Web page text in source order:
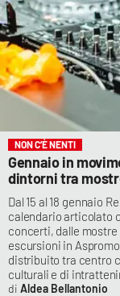
NON C’È NENTI
Gennaio in
dintorni tra
Dal 15 al 18 gennaio
calendario articolato
concerti, dalle
escursioni in
distribuito tra centro
culturali e di
Aldea Bellantonio